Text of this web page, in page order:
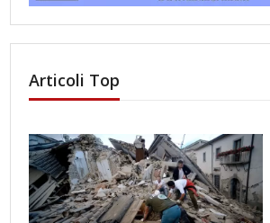
Articoli Top